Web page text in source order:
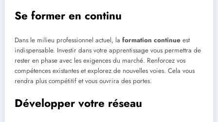
Se former en continu
Dans le milieu professionnel actuel, la formation continue est
indispensable. Investir dans votre apprentissage vous permettra de
rester en phase avec les exigences du marché. Renforcez vos
compétences existantes et explorez de nouvelles voies. Cela vous
rendra plus compétitif et vous ouvrira des portes.
Développer votre réseau